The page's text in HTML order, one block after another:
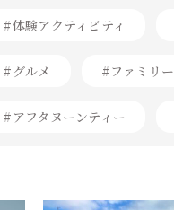
#体験アクティビティ
#グルメ #ファミリー
#アフタヌーンティー